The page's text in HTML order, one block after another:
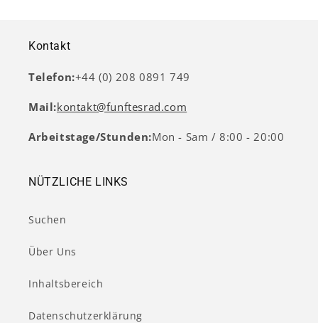
Kontakt
Telefon:+44 (0) 208 0891 749
Mail:kontakt@funftesrad.com
Arbeitstage/Stunden:Mon - Sam / 8:00 - 20:00
NÜTZLICHE LINKS
Suchen
Über Uns
Inhaltsbereich
Datenschutzerklärung